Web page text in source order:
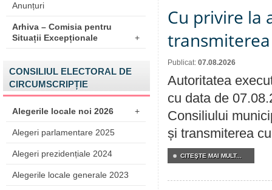
Anunțuri
Arhiva – Comisia pentru
Situații Excepționale
+
CONSILIUL ELECTORAL DE
CIRCUMSCRIPȚIE
Alegerile locale noi 2026 +
Alegeri parlamentare 2025
Alegeri prezidențiale 2024
Alegerile locale generale 2023
Cu privire la
Publicat: 07.08.2026
Autoritatea
cu data de
Consiliului
și transmiterea
CITEŞTE MAI MULT...